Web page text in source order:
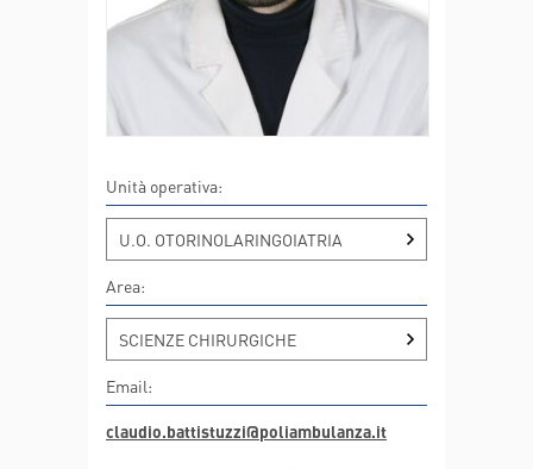
Unità operativa:
U.O. OTORINOLARINGOIATRIA
Area:
SCIENZE CHIRURGICHE
Email:
claudio.battistuzzi@poliambulanza.it